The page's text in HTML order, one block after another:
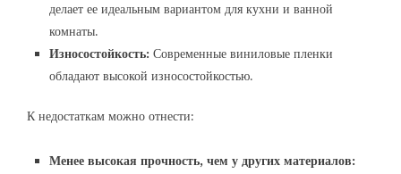
делает ее идеальным вариантом для кухни и ванной
комнаты.
Износостойкость: Современные виниловые пленки
обладают высокой износостойкостью.
К недостаткам можно отнести:
Менее высокая прочность, чем у других материалов: